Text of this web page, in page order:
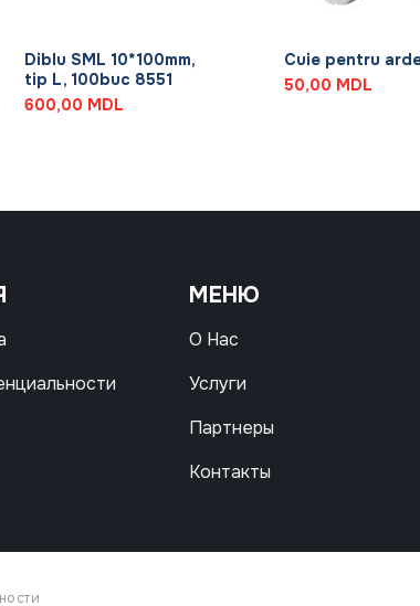
Diblu SML 10*100mm,
tip L, 100buc 8551
600,00 MDL
Cuie pentru
50,00 MDL
МЕНЮ
О Нас
Услуги
Партнеры
Контакты